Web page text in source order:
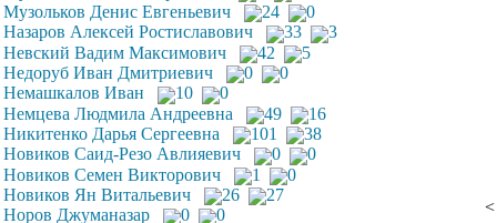
Музольков Денис Евгеньевич
24
0
Назаров Алексей Ростиславович
33
3
Невский Вадим Максимович
42
5
Недоруб Иван Дмитриевич
0
0
Немашкалов Иван
10
0
Немцева Людмила Андреевна
49
16
Никитенко Дарья Сергеевна
101
38
Новиков Саид-Резо Авлияевич
0
0
Новиков Семен Викторович
1
0
Новиков Ян Витальевич
26
27
Норов Джуманазар
0
0
<